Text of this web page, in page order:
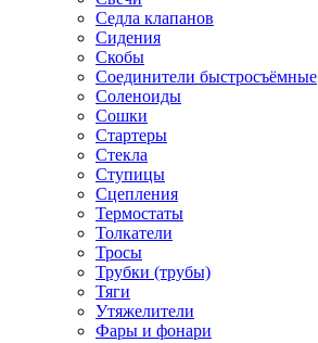
Седла клапанов
Сидения
Скобы
Соединители быстросъёмные
Соленоиды
Сошки
Стартеры
Стекла
Ступицы
Сцепления
Термостаты
Толкатели
Тросы
Трубки (трубы)
Тяги
Утяжелители
Фары и фонари